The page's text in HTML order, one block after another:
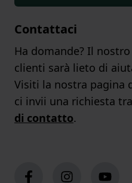
Contattaci
Ha domande? Il
clienti sarà lieto di
Visiti la nostra pagina
ci invii una richiesta
di contatto.